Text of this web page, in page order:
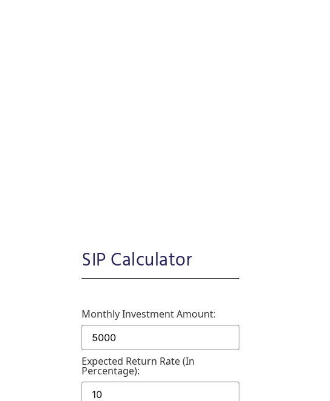
SIP Calculator
Monthly Investment Amount:
Expected Return Rate (in
Percentage):